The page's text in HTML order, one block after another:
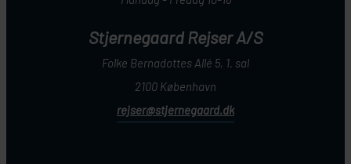
Stjernegaard Rejser A/S
Folke Bernadottes Allé 5, 1. sal
2100 København
rejser@stjernegaard.dk